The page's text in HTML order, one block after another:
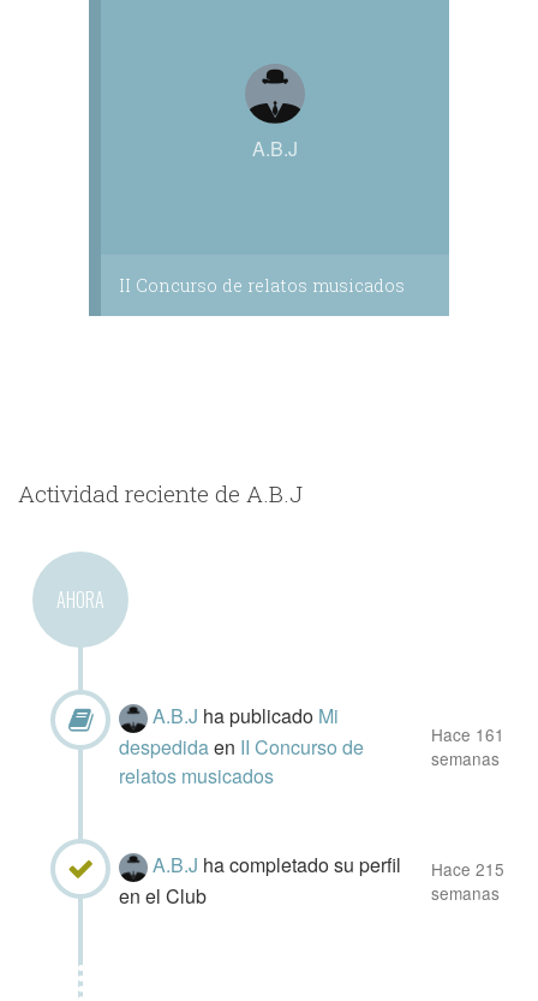
A.B.J
II Concurso de relatos musicados
Actividad reciente de A.B.J
AHORA
A.B.J ha publicado Mi
despedidaen II Concurso de
relatos musicados
Hace 161
semanas
A.B.J ha completado su perfil
en el Club
Hace 215
semanas